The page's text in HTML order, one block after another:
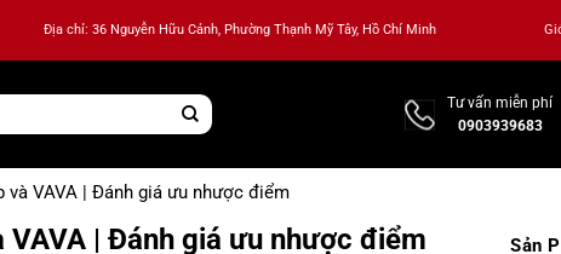
Địa chỉ: 36 Nguyễn Hữu Cảnh, Phường Thạnh Mỹ Tây, Hồ Chí Minh
Tư vấn miễn phí
0903939683
VAVA | Đánh giá ưu nhược điểm
| Đánh giá ưu nhược điểm Sản